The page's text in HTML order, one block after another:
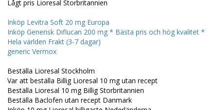
Lågt pris Lioresal Storbritannien
Inköp Levitra Soft 20 mg Europa
Inköp Generisk Diflucan 200 mg * Bästa pris och hög kvalitet *
Hela världen Frakt (3-7 dagar)
generic Vermox
Beställa Lioresal Stockholm
Var att beställa Billig Lioresal 10 mg utan recept
Beställa Lioresal 10 mg Billig Storbritannien
Beställa Baclofen utan recept Danmark